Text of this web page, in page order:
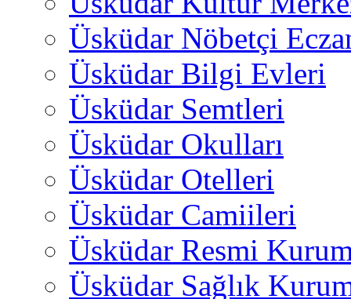
Üsküdar Nöbetçi
Üsküdar Bilgi Evleri
Üsküdar Semtleri
Üsküdar Okulları
Üsküdar Otelleri
Üsküdar Camiileri
Üsküdar Resmi
Üsküdar Sağlık